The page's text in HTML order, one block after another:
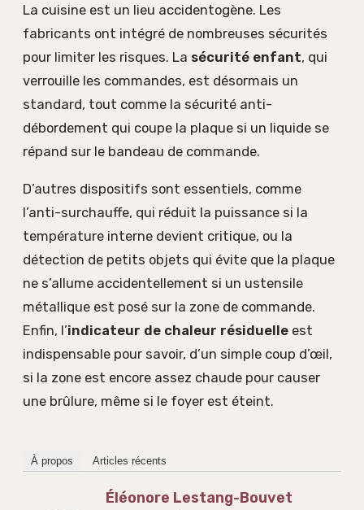
La cuisine est un lieu accidentogène. Les
fabricants ont intégré de nombreuses sécurités
pour limiter les risques. La sécurité enfant, qui
verrouille les commandes, est désormais un
standard, tout comme la sécurité anti-
débordement qui coupe la plaque si un liquide se
répand sur le bandeau de commande.
D’autres dispositifs sont essentiels, comme
l’anti-surchauffe, qui réduit la puissance si la
température interne devient critique, ou la
détection de petits objets qui évite que la plaque
ne s’allume accidentellement si un ustensile
métallique est posé sur la zone de commande.
Enfin, l’indicateur de chaleur résiduelle est
indispensable pour savoir, d’un simple coup d’œil,
si la zone est encore assez chaude pour causer
une brûlure, même si le foyer est éteint.
À propos Articles récents
Éléonore Lestang-Bouvet